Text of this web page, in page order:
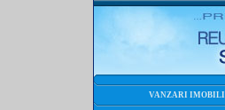
VANZARI